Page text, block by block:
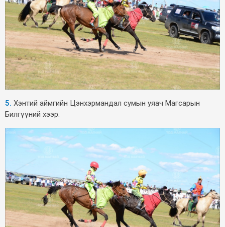
5. Хэнтий аймгийн Цэнхэрмандал сумын уяач Магсарын
Билгүүний хээр.